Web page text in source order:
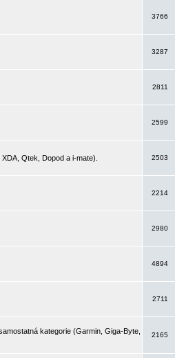
3766
3287
2811
2599
Qtek, Dopod a i-mate).
2503
2214
2980
4894
2711
kategorie (Garmin, Giga-Byte,
2165